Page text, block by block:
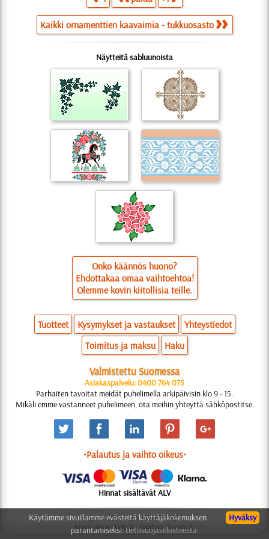
Kaikki ornamenttien kaavaimia - tukkuosasto
Näytteitä sabluunoista
Onko käännös huono?
Ehdottakaa omaa vaihtoehtoa!
Olemme kovin kiitollisia teille.
Tuotteet Kysymykset ja vastaukset
Yhteystiedot
Toimitus ja maksu
Haku
Valmistettu Suomessa
Asiakaspalvelu: 0400 764 075
Parhaiten tavoitat meidät puhelimella arkipäivisin klo 9 - 15.
Mikäli emme vastanneet puhelimeen, ota meihin yhteyttä sähköpostitse.
•Palautus ja vaihto oikeus•
Hinnat sisältävät ALV
© 2006-2025 Suunnittelu: Natali M.
Koodauksen: Aleks K.; Sisältöä: Konsta A.
Hyväksy
Käytämme sivuillamme evästeitä käyttäjäkokemuksen
parantamiseksi:tietosuojaselosteesta.